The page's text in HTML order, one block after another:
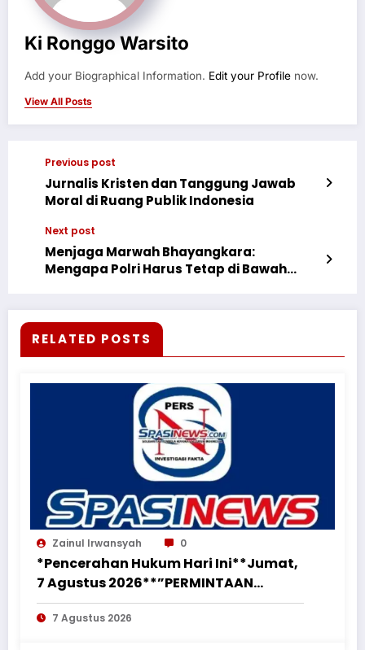
Ki Ronggo Warsito
Add your Biographical Information. Edit your Profile now.
View All Posts
Previous post
Jurnalis Kristen dan Tanggung Jawab
Moral di Ruang Publik Indonesia
Next post
Menjaga Marwah Bhayangkara:
Mengapa Polri Harus Tetap di Bawah
RELATED POSTS
Zainul Irwansyah 0
*Pencerahan Hukum Hari Ini**Jumat,
7 Agustus 2026**”PERMINTAAN
PERUBAHAN PEKERJAAN SECARA LISAN
TIDAK MENGHAPUS KEWAJIBAN
7 Agustus 2026